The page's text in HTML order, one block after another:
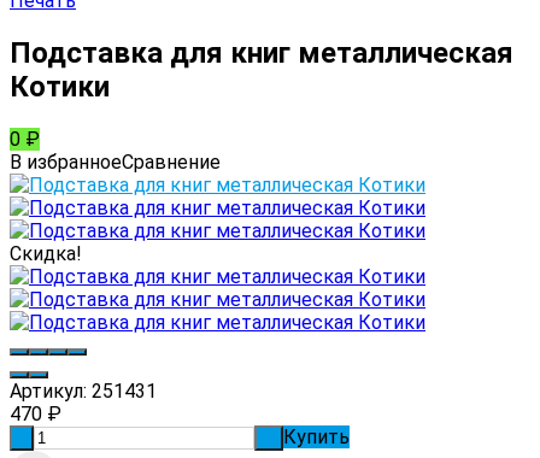
Подставка для книг металлическая
Котики
0 ₽
В избранноеСравнение
Скидка!
Артикул: 251431
470 ₽
Купить